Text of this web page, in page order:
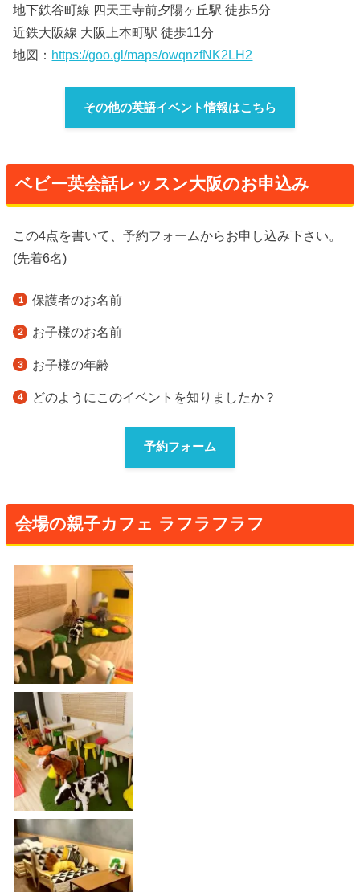
地下鉄谷町線 四天王寺前夕陽ヶ丘駅 徒歩5分
近鉄大阪線 大阪上本町駅 徒歩11分
地図： https://goo.gl/maps/owqnzfNK2LH2
その他の英語イベント情報はこちら
ベビー英会話レッスン大阪のお申込み
この4点を書いて、予約フォームからお申し込み下さい。
(先着6名)
保護者のお名前
お子様のお名前
お子様の年齢
どのようにこのイベントを知りましたか？
予約フォーム
会場の親子カフェ ラフラフラフ